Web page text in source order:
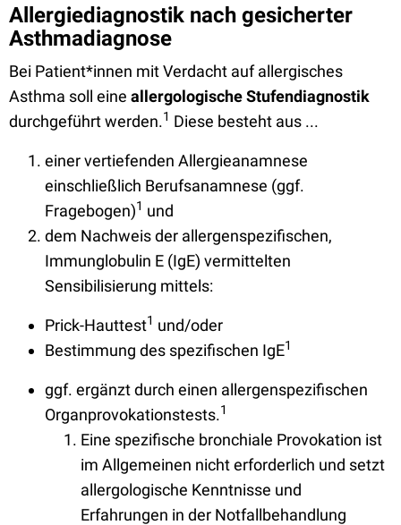
Allergiediagnostik nach gesicherter
Asthmadiagnose
Bei Patient*innen mit Verdacht auf allergisches
Asthma soll eine allergologische Stufendiagnostik
durchgeführt werden.1 Diese besteht aus ...
einer vertiefenden Allergieanamnese
einschließlich Berufsanamnese (ggf.
Fragebogen)1 und
dem Nachweis der allergenspezifischen,
Immunglobulin E (IgE) vermittelten
Sensibilisierung mittels:
Prick-Hauttest1 und/oder
Bestimmung des spezifischen IgE1
ggf. ergänzt durch einen allergenspezifischen
Organprovokationstests.1
Eine spezifische bronchiale Provokation ist
im Allgemeinen nicht erforderlich und setzt
allergologische Kenntnisse und
Erfahrungen in der Notfallbehandlung